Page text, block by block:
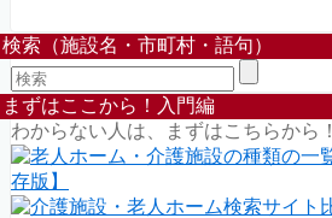
検索（施設名・市町村・語句）
まずはここから！入門編
わからない人は、まずはこちらから！